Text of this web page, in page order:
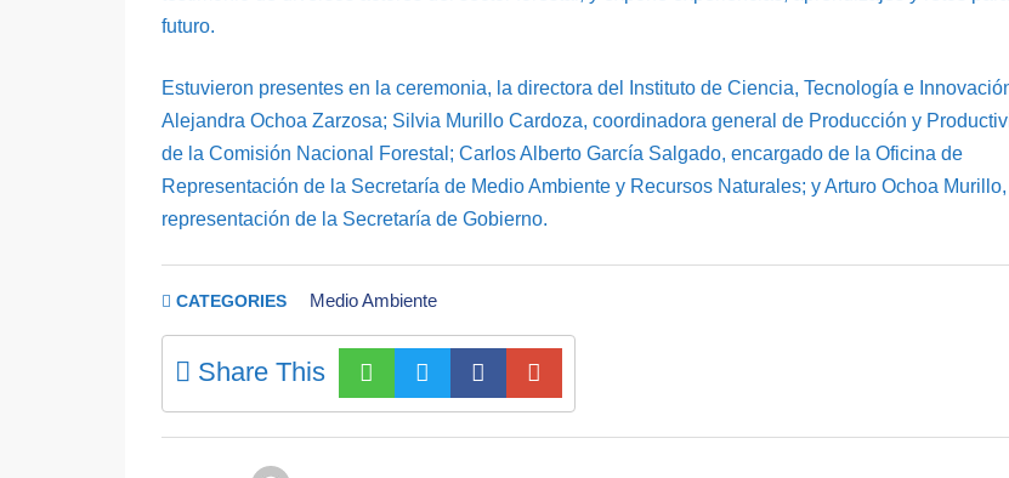
futuro.
Estuvieron presentes en la ceremonia, la directora del Instituto de Ciencia, Tecnología e
Alejandra Ochoa Zarzosa; Silvia Murillo Cardoza, coordinadora general de Producción y
de la Comisión Nacional Forestal; Carlos Alberto García Salgado, encargado de la Oficina de
Representación de la Secretaría de Medio Ambiente y Recursos Naturales; y Arturo Ochoa Murillo,
representación de la Secretaría de Gobierno.
CATEGORIES Medio Ambiente
Share This